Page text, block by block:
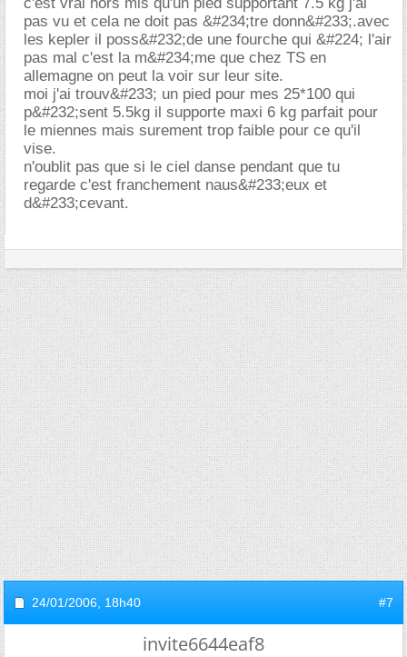
pas vu et cela ne doit pas &#234;tre donn&#233;.avec
les kepler il poss&#232;de une fourche qui &#224; l'air
pas mal c'est la m&#234;me que chez TS en
allemagne on peut la voir sur leur site.
moi j'ai trouv&#233; un pied pour mes 25*100 qui
p&#232;sent 5.5kg il supporte maxi 6 kg parfait pour
le miennes mais surement trop faible pour ce qu'il
vise.
n'oublit pas que si le ciel danse pendant que tu
regarde c'est franchement naus&#233;eux et
d&#233;cevant.
24/01/2006, 18h40 #7
invite6644eaf8